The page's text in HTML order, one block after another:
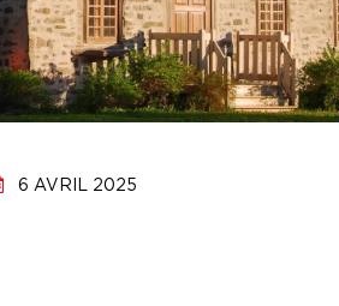
6 AVRIL 2025